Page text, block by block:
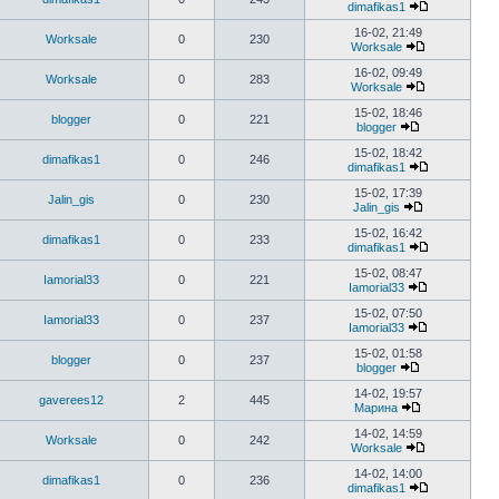
dimafikas1
Worksale 0 230
16-02, 21:49
Worksale
Worksale 0 283
16-02, 09:49
Worksale
blogger 0 221
15-02, 18:46
blogger
dimafikas1 0 246
15-02, 18:42
dimafikas1
Jalin_gis 0 230
15-02, 17:39
Jalin_gis
dimafikas1 0 233
15-02, 16:42
dimafikas1
Iamorial33 0 221
15-02, 08:47
Iamorial33
Iamorial33 0 237
15-02, 07:50
Iamorial33
blogger 0 237
15-02, 01:58
blogger
gaverees12 2 445
14-02, 19:57
Марина
Worksale 0 242
14-02, 14:59
Worksale
dimafikas1 0 236
14-02, 14:00
dimafikas1